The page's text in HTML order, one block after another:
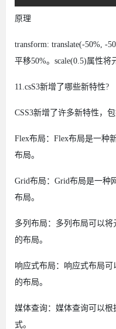
原理
transform: translate(-50%, -
平移50%。scale(0.5)属性将
11.csS3新增了哪些新特性?
CSS3新增了许多新特性，包
Flex布局：Flex布局是一种
布局。
Grid布局：Grid布局是一种
布局。
多列布局：多列布局可以
的布局。
响应式布局：响应式布局
的布局。
媒体查询：媒体查询可以
式。